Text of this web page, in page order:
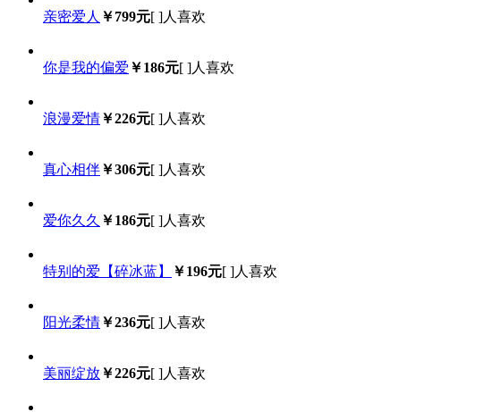
亲密爱人 ￥799元[ ]人喜欢
你是我的偏爱 ￥186元[ ]人喜欢
浪漫爱情￥226元[ ]人喜欢
真心相伴￥306元[ ]人喜欢
爱你久久 ￥186元[ ]人喜欢
特别的爱【碎冰蓝】 ￥196元[ ]人喜欢
阳光柔情￥236元[ ]人喜欢
美丽绽放￥226元[ ]人喜欢